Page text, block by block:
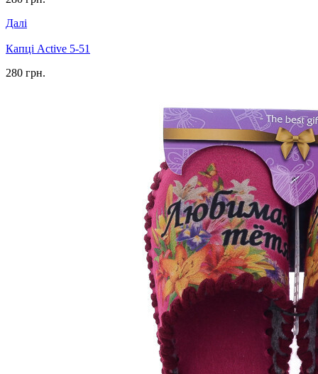
Далі
Капці Active 5-51
280 грн.